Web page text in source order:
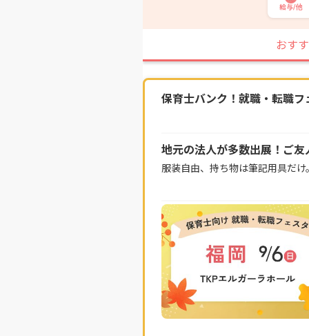
給与/他
おす
保育士バンク！就職・転職フ
地元の法人が多数出展！ご
服装自由、持ち物は筆記用具だ